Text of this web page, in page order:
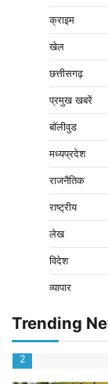
क्राइम
खेल
छत्तीसगढ़
प्रमुख खबरें
बॉलीवुड
मध्यप्रदेश
राजनैतिक
राष्ट्रीय
लेख
विदेश
व्यापार
Trending
2